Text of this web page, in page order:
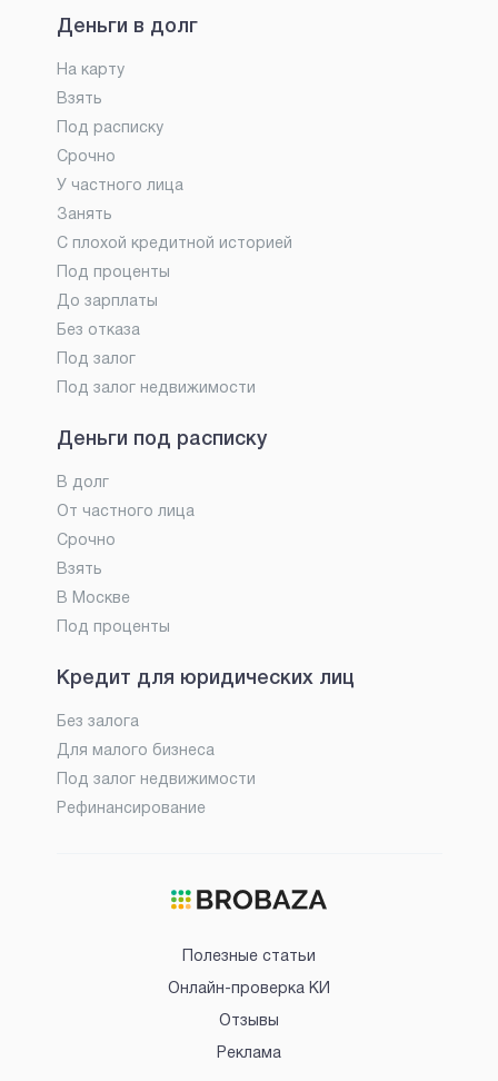
Деньги в долг
На карту
Взять
Под расписку
Срочно
У частного лица
Занять
С плохой кредитной историей
Под проценты
До зарплаты
Без отказа
Под залог
Под залог недвижимости
Деньги под расписку
В долг
От частного лица
Срочно
Взять
В Москве
Под проценты
Кредит для юридических лиц
Без залога
Для малого бизнеса
Под залог недвижимости
Рефинансирование
Полезные статьи
Онлайн-проверка КИ
Отзывы
Реклама